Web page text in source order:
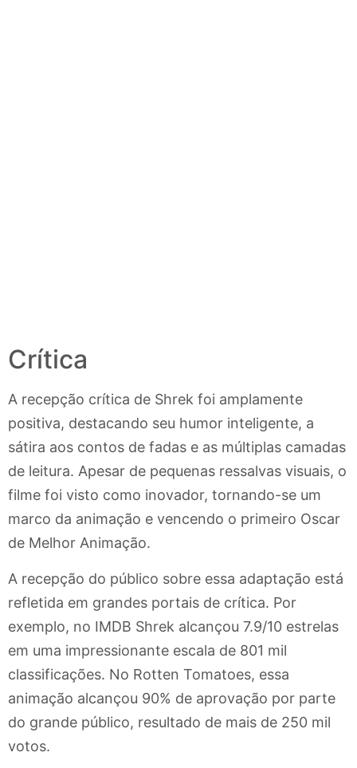
Crítica
A recepção crítica de Shrek foi amplamente
positiva, destacando seu humor inteligente, a
sátira aos contos de fadas e as múltiplas camadas
de leitura. Apesar de pequenas ressalvas visuais, o
filme foi visto como inovador, tornando-se um
marco da animação e vencendo o primeiro Oscar
de Melhor Animação.
A recepção do público sobre essa adaptação está
refletida em grandes portais de crítica. Por
exemplo, no IMDB Shrek alcançou 7.9/10 estrelas
em uma impressionante escala de 801 mil
classificações. No Rotten Tomatoes, essa
animação alcançou 90% de aprovação por parte
do grande público, resultado de mais de 250 mil
votos.